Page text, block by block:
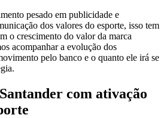
pesado em publicidade e
dos valores do esporte, isso tem
o crescimento do valor da marca
acompanhar a evolução dos
pelo banco e o quanto ele irá se
com ativação